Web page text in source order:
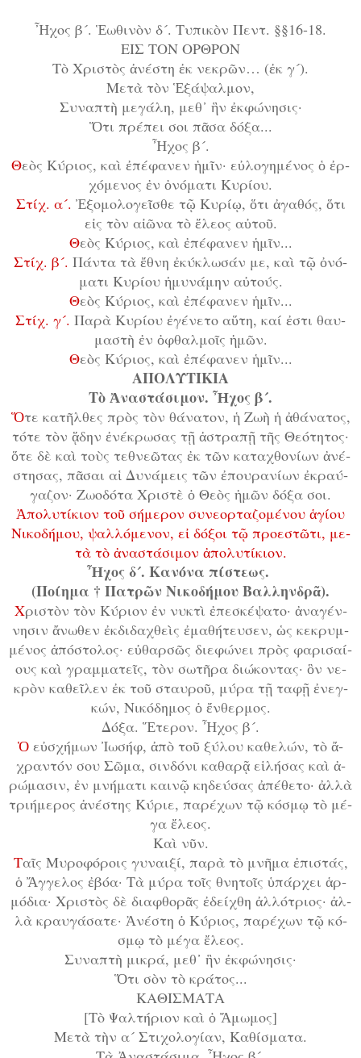
Ἦ­χος β´. Ἑ­ω­θι­νὸν δ´. Τυ­πι­κὸν Πεν­τ. §§16-18.
ΕΙΣ ΤΟΝ ΟΡΘΡΟΝ
Τὸ Χρι­στὸς ἀ­νέ­στη ἐκ νε­κρῶν… (ἐκ γ´).
Με­τὰ τὸν Ἑ­ξά­ψαλ­μον,
Συ­να­πτὴ με­γά­λη, μεθ᾿ ἣν ἐκ­φώ­νη­σις·
Ὅ­τι πρέ­πει σοι πᾶ­σα δό­ξα...
Ἦ­χος β´.
Θε­ὸς Κύ­ρι­ος, καὶ ἐ­πέ­φα­νεν ἡ­μῖν· εὐ­λο­γη­μέ­νος ὁ ἐρ­
χό­με­νος ἐν ὀ­νό­μα­τι Κυ­ρί­ου.
Στίχ. α´. Ἐ­ξο­μο­λο­γεῖ­σθε τῷ Κυ­ρί­ῳ, ὅ­τι ἀ­γα­θός, ὅ­τι
εἰς τὸν αἰ­ῶ­να τὸ ἔ­λε­ος αὐ­τοῦ.
Θε­ὸς Κύ­ρι­ος, καὶ ἐ­πέ­φα­νεν ἡ­μῖν...
Στίχ. β´. Πάν­τα τὰ ἔ­θνη ἐ­κύ­κλω­σάν με, καὶ τῷ ὀ­νό­
μα­τι Κυ­ρί­ου ἠ­μυ­νά­μην αὐ­τούς.
Θε­ὸς Κύ­ρι­ος, καὶ ἐ­πέ­φα­νεν ἡ­μῖν...
Στίχ. γ´. Πα­ρὰ Κυ­ρί­ου ἐ­γέ­νε­το αὕ­τη, καί ἐ­στι θαυ­
μα­στὴ ἐν ὀ­φθαλ­μοῖς ἡ­μῶν.
Θε­ὸς Κύ­ρι­ος, καὶ ἐ­πέ­φα­νεν ἡ­μῖν...
ΑΠΟΛΥΤΙΚΙΑ
Τὸ Ἀ­να­στά­σι­μον. Ἦ­χος β´.
Ὅ­τε κα­τῆλ­θες πρὸς τὸν θά­να­τον, ἡ Ζω­ὴ ἡ ἀ­θά­να­τος,
τό­τε τὸν ᾅ­δην ἐ­νέ­κρω­σας τῇ ἀ­στρα­πῇ τῆς Θε­ό­τη­τος·
ὅ­τε δὲ καὶ τοὺς τε­θνε­ῶ­τας ἐκ τῶν κα­τα­χθο­νί­ων ἀ­νέ­
στη­σας, πᾶ­σαι αἱ Δυ­νά­μεις τῶν ἐ­που­ρα­νί­ων ἐ­κραύ­
γα­ζον· Ζω­ο­δό­τα Χρι­στὲ ὁ Θε­ὸς ἡ­μῶν δό­ξα σοι.
Ἀ­πο­λυ­τί­κι­ον τοῦ σή­με­ρον συ­νε­ορ­τα­ζο­μέ­νου ἁ­γί­ου
Νι­κο­δή­μου, ψαλ­λό­με­νον, εἰ δό­ξοι τῷ προ­ε­στῶ­τι, με­
τὰ τὸ ἀ­να­στά­σι­μον ἀ­πο­λυ­τί­κι­ον.
Ἦ­χος δ´. Κα­νό­να πί­στε­ως.
(Ποί­η­μα † Πα­τρῶν Νι­κο­δή­μου Βαλ­λην­δρᾶ).
Χρι­στὸν τὸν Κύ­ρι­ον ἐν νυ­κτὶ ἐ­πε­σκέ­ψα­το· ἀ­να­γέν­
νη­σιν ἄ­νω­θεν ἐκ­δι­δα­χθεὶς ἐ­μα­θή­τευ­σεν, ὡς κε­κρυμ­
μέ­νος ἀ­πό­στο­λος· εὐ­θαρ­σῶς δι­ε­φώ­νει πρὸς φα­ρι­σαί­
ους καὶ γραμ­μα­τεῖς, τὸν σω­τῆ­ρα δι­ώ­κον­τας· ὃν νε­
κρὸν κα­θεῖ­λεν ἐκ τοῦ σταυ­ροῦ, μύ­ρα τῇ τα­φῇ ἐ­νεγ­
κών, Νι­κό­δη­μος ὁ ἔν­θερ­μος.
Δό­ξα. Ἕ­τε­ρον. Ἦ­χος β´.
Ὁ εὐ­σχή­μων Ἰ­ω­σήφ, ἀ­πὸ τοῦ ξύ­λου κα­θε­λών, τὸ ἄ­
χραν­τόν σου Σῶ­μα, σιν­δό­νι κα­θα­ρᾷ εἱ­λή­σας καὶ ἀ­
ρώ­μα­σιν, ἐν μνή­μα­τι και­νῷ κη­δεύ­σας ἀ­πέ­θε­το· ἀλ­λὰ
τρι­ή­με­ρος ἀ­νέ­στης Κύ­ρι­ε, πα­ρέ­χων τῷ κό­σμῳ τὸ μέ­
γα ἔ­λε­ος.
Καὶ νῦν.
Ταῖς Μυ­ρο­φό­ροις γυ­ναι­ξί, πα­ρὰ τὸ μνῆ­μα ἐ­πι­στάς,
ὁ Ἄγ­γε­λος ἐ­βό­α· Τὰ μύ­ρα τοῖς θνη­τοῖς ὑ­πάρ­χει ἁρ­
μό­δι­α· Χρι­στὸς δὲ δι­α­φθο­ρᾶς ἐ­δεί­χθη ἀλ­λό­τρι­ος· ἀλ­
λὰ κραυ­γά­σα­τε· Ἀ­νέ­στη ὁ Κύ­ρι­ος, πα­ρέ­χων τῷ κό­
σμῳ τὸ μέ­γα ἔ­λε­ος.
Συ­να­πτὴ μι­κρά, μεθ᾿ ἣν ἐκ­φώ­νη­σις·
Ὅ­τι σὸν τὸ κρά­τος...
ΚΑΘΙΣΜΑΤΑ
[Τὸ Ψαλ­τή­ρι­ον καὶ ὁ Ἄ­μω­μος]
Με­τὰ τὴν α´ Στι­χο­λο­γί­αν, Κα­θί­σμα­τα.